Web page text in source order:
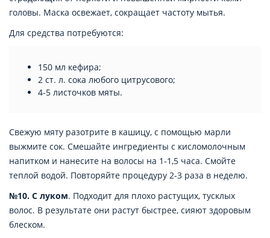
головы. Маска освежает, сокращает частоту мытья.
Для средства потребуются:
150 мл кефира;
2 ст. л. сока любого цитрусового;
4-5 листочков мяты.
Свежую мяту разотрите в кашицу, с помощью марли
выжмите сок. Смешайте ингредиенты с кисломолочным
напитком и нанесите на волосы на 1-1,5 часа. Смойте
теплой водой. Повторяйте процедуру 2-3 раза в неделю.
№10. С луком. Подходит для плохо растущих, тусклых
волос. В результате они растут быстрее, сияют здоровым
блеском.